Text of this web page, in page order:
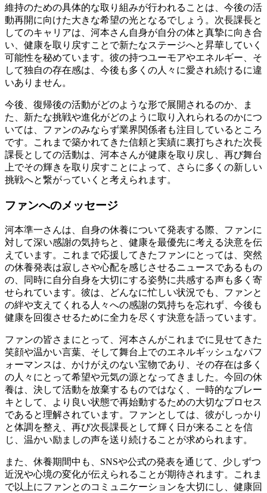
維持のための具体的な取り組みが行われることは、今後の活
動再開に向けた大きな希望の光となるでしょう。次長課長と
してのキャリアは、河本さん自身が自分の体と真摯に向き合
い、健康を取り戻すことで新たなステージへと昇華していく
可能性を秘めています。彼の持つユーモアやエネルギー、そ
して独自の存在感は、今後も多くの人々に愛され続けるに違
いありません。
今後、復帰後の活動がどのような形で展開されるのか、ま
た、新たな挑戦や進化がどのように取り入れられるのかにつ
いては、ファンのみならず業界関係者も注目しているところ
です。これまで築かれてきた信頼と実績に裏打ちされた次長
課長としての活動は、河本さんが健康を取り戻し、再び舞台
上でその輝きを取り戻すことによって、さらに多くの新しい
挑戦へと繋がっていくと考えられます。
ファンへのメッセージ
河本準一さんは、自身の休養について発表する際、ファンに
対して深い感謝の気持ちと、健康を最優先に考える決意を伝
えています。これまで応援してきたファンにとっては、突然
の休養発表は寂しさや心配を感じさせるニュースであるもの
の、同時に自分自身を大切にする姿勢に共感する声も多く寄
せられています。彼は、どんなに忙しい状況でも、ファンと
の絆や支えてくれる人々への感謝の気持ちを忘れず、今後も
健康を回復させるために全力を尽くす決意を語っています。
ファンの皆さまにとって、河本さんがこれまでに見せてきた
笑顔や温かい言葉、そして舞台上でのエネルギッシュなパフ
ォーマンスは、かけがえのない宝物であり、その存在は多く
の人々にとって希望や元気の源となってきました。今回の休
養は、決して活動を放棄するものではなく、一時的なブレー
キとして、より良い状態で再始動するための大切なプロセス
であると理解されています。ファンとしては、彼がしっかり
と体調を整え、再び次長課長として輝く日が来ることを信
じ、温かい励ましの声を送り続けることが求められます。
また、休養期間中も、SNSや公式の発表を通じて、少しずつ
近況や心境の変化が伝えられることが期待されます。これま
で以上にファンとのコミュニケーションを大切にし、健康回